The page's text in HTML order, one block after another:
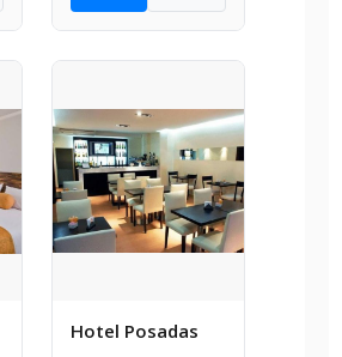
Hotel Posadas